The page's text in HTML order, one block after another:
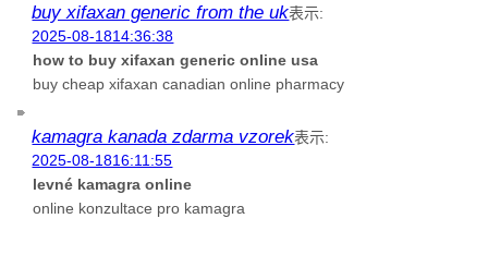
buy xifaxan generic from the uk表示:
2025-08-1814:36:38
how to buy xifaxan generic online usa
buy cheap xifaxan canadian online pharmacy
kamagra kanada zdarma vzorek表示:
2025-08-1816:11:55
levné kamagra online
online konzultace pro kamagra